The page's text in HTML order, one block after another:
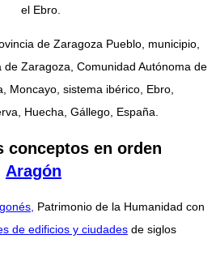
el Ebro.
de Zaragoza Pueblo, municipio,
de Zaragoza, Comunidad Autónoma de
Moncayo, sistema ibérico, Ebro,
Huecha, Gállego, España.
conceptos en orden
Aragón
Patrimonio de la Humanidad con
de edificios y ciudades de siglos